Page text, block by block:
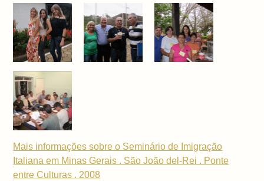
Mais informações sobre o Seminário de Imigração
Italiana em Minas Gerais . São João del-Rei . Ponte
entre Culturas . 2008